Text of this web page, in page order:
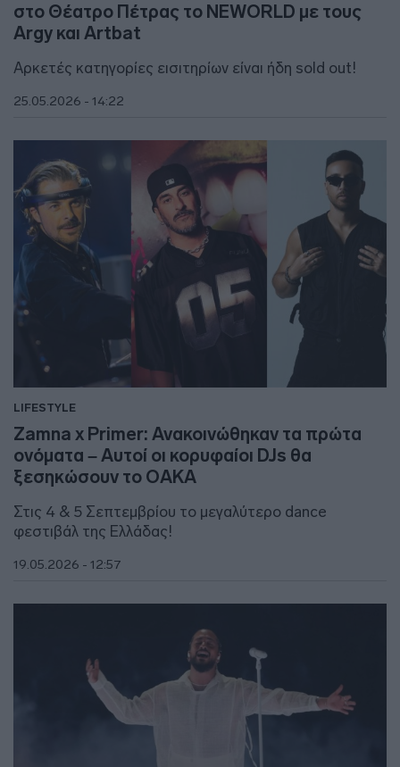
στo Θέατρο Πέτρας το NEWORLD με τους
Argy και Artbat
Αρκετές κατηγορίες εισιτηρίων είναι ήδη sold out!
25.05.2026 - 14:22
LIFESTYLE
Zamna x Primer: Ανακοινώθηκαν τα πρώτα
ονόματα – Αυτοί οι κορυφαίοι DJs θα
ξεσηκώσουν το ΟΑΚΑ
Στις 4 & 5 Σεπτεμβρίου το μεγαλύτερο dance
φεστιβάλ της Ελλάδας!
19.05.2026 - 12:57